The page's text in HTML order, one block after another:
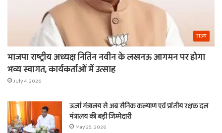
राज्य
भाजपा राष्ट्रीय अध्यक्ष नितिन नवीन के लखनऊ आगमन पर होगा
भव्य स्वागत, कार्यकर्ताओं में उत्साह
July 4, 2026
ऊर्जा मंत्रालय से अब सैनिक कल्याण एवं प्रांतीय रक्षक दल
मंत्रालय की बड़ी जिम्मेदारी
May 25, 2026